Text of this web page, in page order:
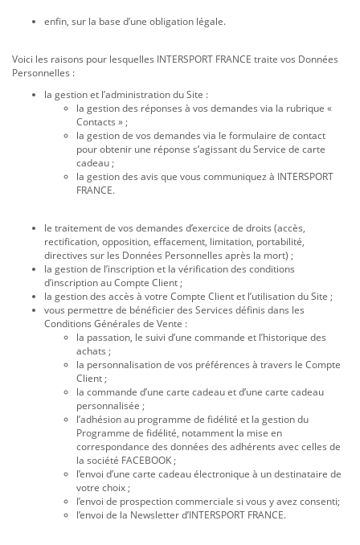
enfin, sur la base d’une obligation légale.
Voici les raisons pour lesquelles INTERSPORT FRANCE traite vos Données
Personnelles :
la gestion et l’administration du Site :
la gestion des réponses à vos demandes via la rubrique «
Contacts » ;
la gestion de vos demandes via le formulaire de contact
pour obtenir une réponse s’agissant du Service de carte
cadeau ;
la gestion des avis que vous communiquez à INTERSPORT
FRANCE.
le traitement de vos demandes d’exercice de droits (accès,
rectification, opposition, effacement, limitation, portabilité,
directives sur les Données Personnelles après la mort) ;
la gestion de l’inscription et la vérification des conditions
d’inscription au Compte Client ;
la gestion des accès à votre Compte Client et l’utilisation du Site ;
vous permettre de bénéficier des Services définis dans les
Conditions Générales de Vente :
la passation, le suivi d’une commande et l’historique des
achats ;
la personnalisation de vos préférences à travers le Compte
Client ;
la commande d’une carte cadeau et d’une carte cadeau
personnalisée ;
l’adhésion au programme de fidélité et la gestion du
Programme de fidélité, notamment la mise en
correspondance des données des adhérents avec celles de
la société FACEBOOK ;
l’envoi d’une carte cadeau électronique à un destinataire de
votre choix ;
l’envoi de prospection commerciale si vous y avez consenti;
l’envoi de la Newsletter d’INTERSPORT FRANCE.